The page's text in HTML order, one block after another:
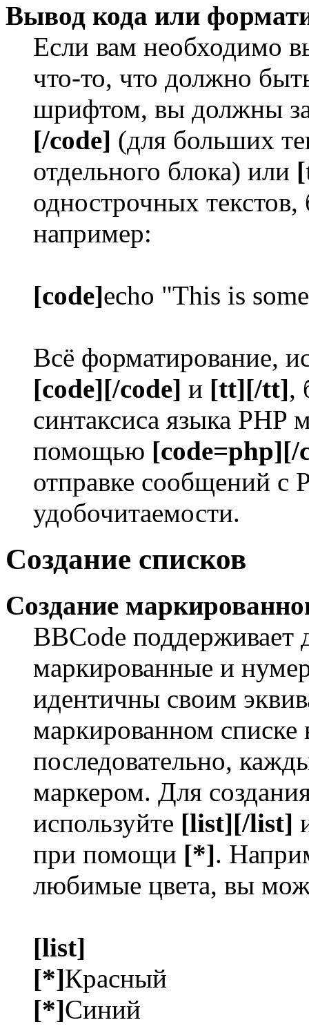
Вывод кода или
Если вам необходимо
что-то, что должно
шрифтом, вы должны
[/code] (для больших
отдельного блока) или
однострочных текстов,
например:
[code]echo "This is
Всё форматирование,
[code][/code] и [tt][/tt],
синтаксиса языка PHP
помощью [code=php][/
отправке сообщений с
удобочитаемости.
Создание списков
Создание
BBCode поддерживает
маркированные и
идентичны своим
маркированном списке
последовательно,
маркером. Для
используйте [list][/list]
при помощи [*].
любимые цвета, вы
[list]
[*]Красный
[*]Синий